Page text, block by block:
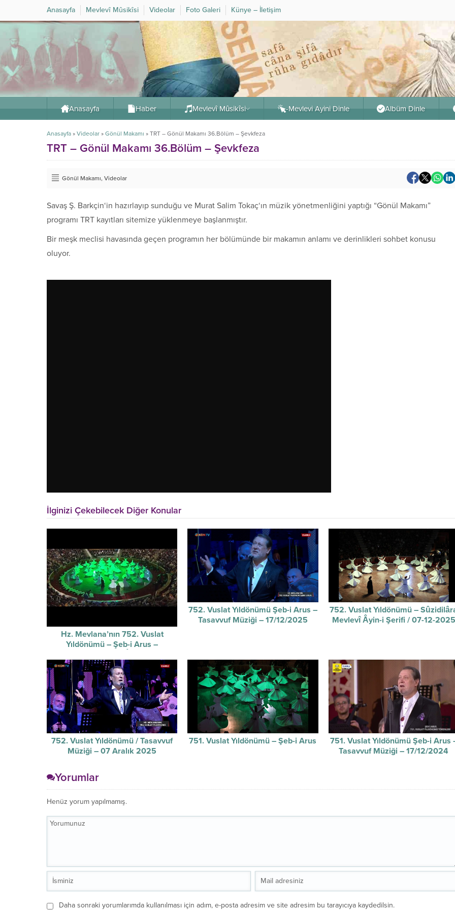
Anasayfa Mevlevî Mûsikîsi Videolar Foto Galeri Künye – İletişim
Anasayfa Haber Mevlevî Mûsikîsi -Mevlevi Ayini Dinle Albüm Dinle
Anasayfa » Videolar » Gönül Makamı » TRT – Gönül Makamı 36.Bölüm – Şevkfeza
TRT – Gönül Makamı 36.Bölüm – Şevkfeza
Gönül Makamı, Videolar
Savaş Ş. Barkçin‘in hazırlayıp sunduğu ve Murat Salim Tokaç‘ın müzik yönetmenliğini yaptığı “Gönül Makamı”
programı TRT kayıtları sitemize yüklenmeye başlanmıştır.
Bir meşk meclisi havasında geçen programın her bölümünde bir makamın anlamı ve derinlikleri sohbet konusu
oluyor.
İlginizi Çekebilecek Diğer Konular
Hz. Mevlana’nın 752. Vuslat
Yıldönümü – Şeb-i Arus –
752. Vuslat Yıldönümü Şeb-i Arus –
Tasavvuf Müziği – 17/12/2025
752. Vuslat Yıldönümü –
Mevlevî Âyin-i Şerifi / 07-12-2025
752. Vuslat Yıldönümü / Tasavvuf
Müziği – 07 Aralık 2025
751. Vuslat Yıldönümü – Şeb-i Arus
751. Vuslat Yıldönümü Şeb-i Arus
Tasavvuf Müziği – 17/12/2024
Yorumlar
Henüz yorum yapılmamış.
Daha sonraki yorumlarımda kullanılması için adım, e-posta adresim ve site adresim bu tarayıcıya kaydedilsin.